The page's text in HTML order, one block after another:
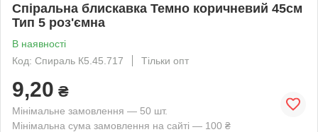
Спіральна блискавка Темно коричневий 45см
Тип 5 роз'ємна
В наявності
Код: Спираль К5.45.717
Тільки опт
9,20 ₴
Мінімальне замовлення — 50 шт.
Мінімальна сума замовлення на сайті — 100 ₴